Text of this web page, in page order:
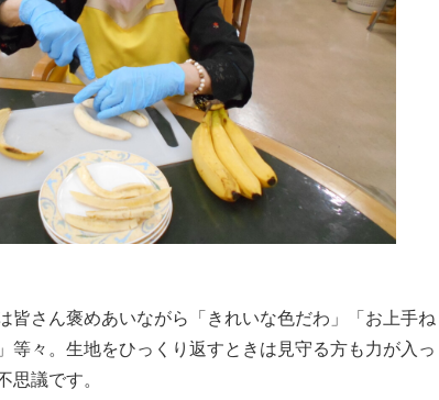
皆さん褒めあいながら「きれいな色だわ」「お上手ね
等々。生地をひっくり返すときは見守る方も力が入っ
思議です。